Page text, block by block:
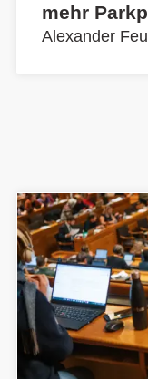
mehr
Alexander